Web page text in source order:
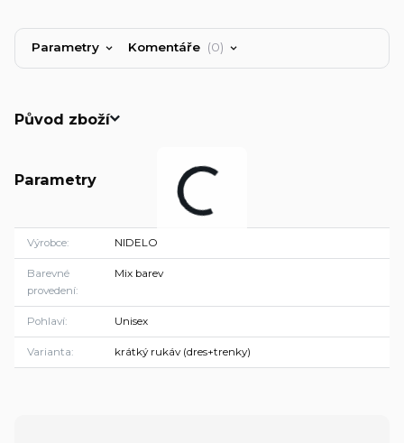
Parametry Komentáře 0
Původ zboží
Parametry
Výrobce NIDELO
Barevné
provedení
Mix barev
Pohlaví Unisex
Varianta krátký rukáv (dres+trenky)